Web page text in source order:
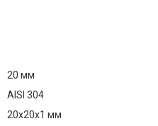
20 мм
AISI 304
20х20х1 мм